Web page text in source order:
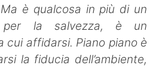
è qualcosa in più di un
per la salvezza, è un
cui affidarsi. Piano piano è
la fiducia dell’ambiente,